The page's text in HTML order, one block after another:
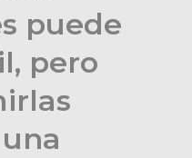
puede
pero